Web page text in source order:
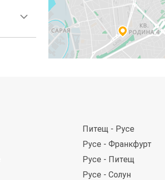
Питещ - Русе
Русе - Франкфурт
Русе - Питещ
Русе - Солун